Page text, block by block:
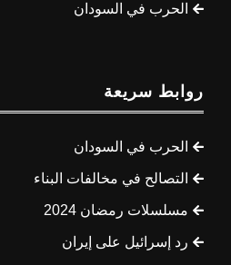
الحرب في السودان
روابط سريعة
الحرب في السودان
التصالح في مخالفات البناء
مسلسلات رمضان 2024
رد إسرائيل على إيران